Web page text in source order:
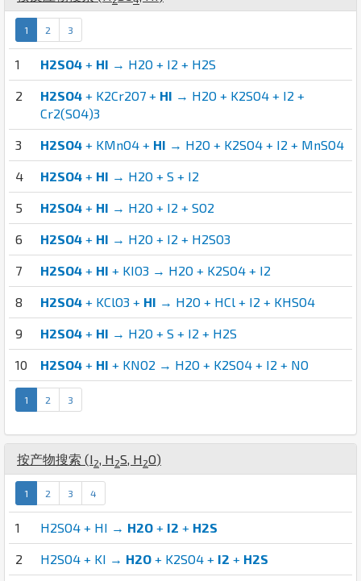
1 2 3
1 H2SO4 + HI → H2O + I2 + H2S
2 H2SO4 + K2Cr2O7 + HI → H2O + K2SO4 + I2 +
Cr2(SO4)3
3 H2SO4 + KMnO4 + HI → H2O + K2SO4 + I2 + MnSO4
4 H2SO4 + HI → H2O + S + I2
5 H2SO4 + HI → H2O + I2 + SO2
6 H2SO4 + HI → H2O + I2 + H2SO3
7 H2SO4 + HI + KIO3 → H2O + K2SO4 + I2
8 H2SO4 + KClO3 + HI → H2O + HCl + I2 + KHSO4
9 H2SO4 + HI → H2O + S + I2 + H2S
10 H2SO4 + HI + KNO2 → H2O + K2SO4 + I2 + NO
1 2 3
按产物搜索 (I 2, H 2S, H 2O)
1 2 3 4
1 H2SO4 + HI → H2O + I2 + H2S
2 H2SO4 + KI → H2O + K2SO4 + I2 + H2S